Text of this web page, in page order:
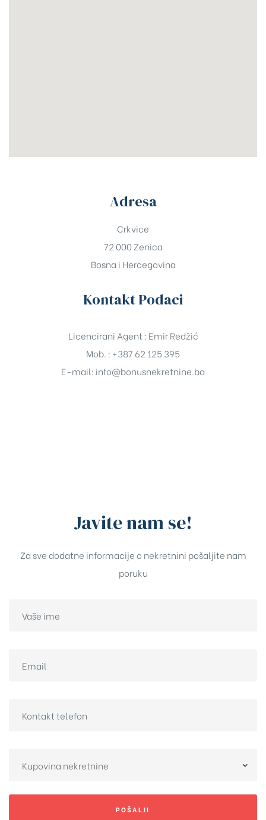
Adresa
Crkvice
72 000 Zenica
Bosna i Hercegovina
Kontakt Podaci
Licencirani Agent : Emir Redžić
Mob. : +387 62 125 395
E-mail: info@bonusnekretnine.ba
Javite nam se!
Za sve dodatne informacije o nekretnini pošaljite nam
poruku
POŠALJI